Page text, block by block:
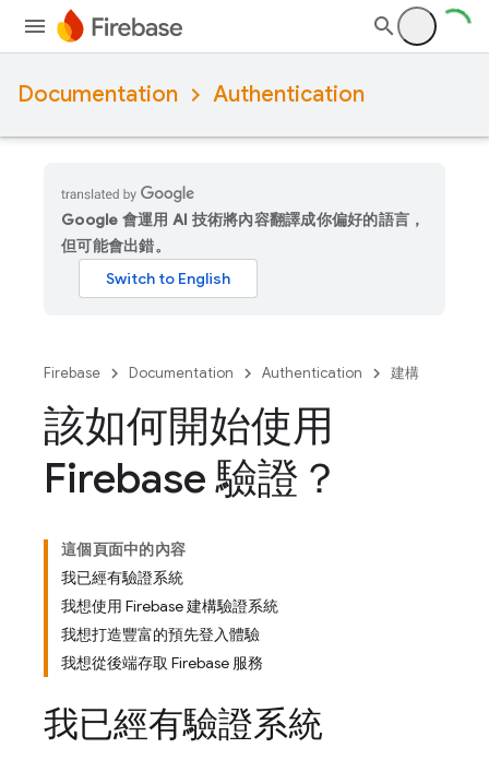
Documentation Authentication
Google 會運用 AI 技術將內容翻譯成你偏好的語言，
但可能會出錯。
Firebase Documentation Authentication 建構
該如何開始使用
Firebase 驗證？
這個頁面中的內容
我已經有驗證系統
我想使用 Firebase 建構驗證系統
我想打造豐富的預先登入體驗
我想從後端存取 Firebase 服務
我已經有驗證系統